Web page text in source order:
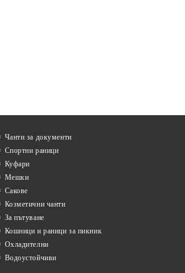
Чанти за документи
Спортни раници
Куфари
Мешки
Сакове
Козметични чанти
За пътуване
Кошници и раници за пикник
Охладителни
Водоустойчиви